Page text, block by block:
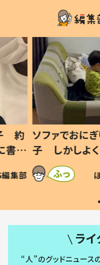
歳息
？」
編集部
小1から不登
ッド」だっ
作り続ける理
#令和の子
SNSで話題
ライ
“人”のグッドニュース